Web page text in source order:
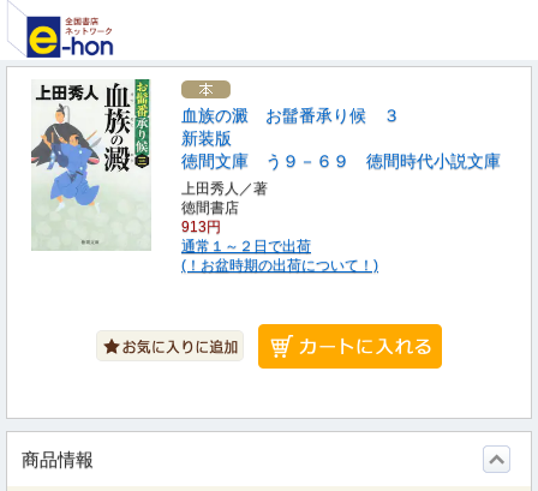
血族の澱 お髷番承り候 ３
新装版
徳間文庫 う９－６９ 徳間時代小説文庫
上田秀人／著
徳間書店
913円
通常１～２日で出荷
(！お盆時期の出荷について！)
商品情報